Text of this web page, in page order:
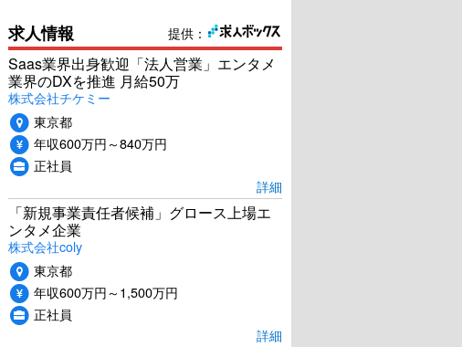
提供：
求人情報
Saas業界出身歓迎「法人営業」エンタメ
業界のDXを推進 月給50万
株式会社チケミー
東京都
年収600万円～840万円
正社員
詳細
「新規事業責任者候補」グロース上場エ
ンタメ企業
株式会社coly
東京都
年収600万円～1,500万円
正社員
詳細